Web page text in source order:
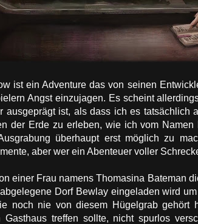
ist ein Adventure das von seinen
Angst einzujagen. Es scheint
ausgeprägt ist, als dass ich es tatsächlich
der Erde zu erleben, wie ich vom
überhaupt erst möglich zu
aber wer ein Abenteuer voller
einer Frau namens Thomasina Bateman
Dorf Bewlay eingeladen wird
noch nie von diesem Hügelgrab
treffen sollte, nicht spurlos